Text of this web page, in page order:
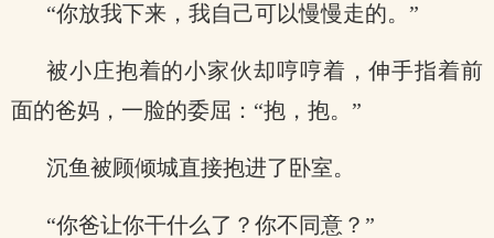
“你放我下来，我自己可以慢慢走的。”
被小庄抱着的小家伙却哼哼着，伸手指着前
面的爸妈，一脸的委屈：“抱，抱。”
沉鱼被顾倾城直接抱进了卧室。
“你爸让你干什么了？你不同意？”